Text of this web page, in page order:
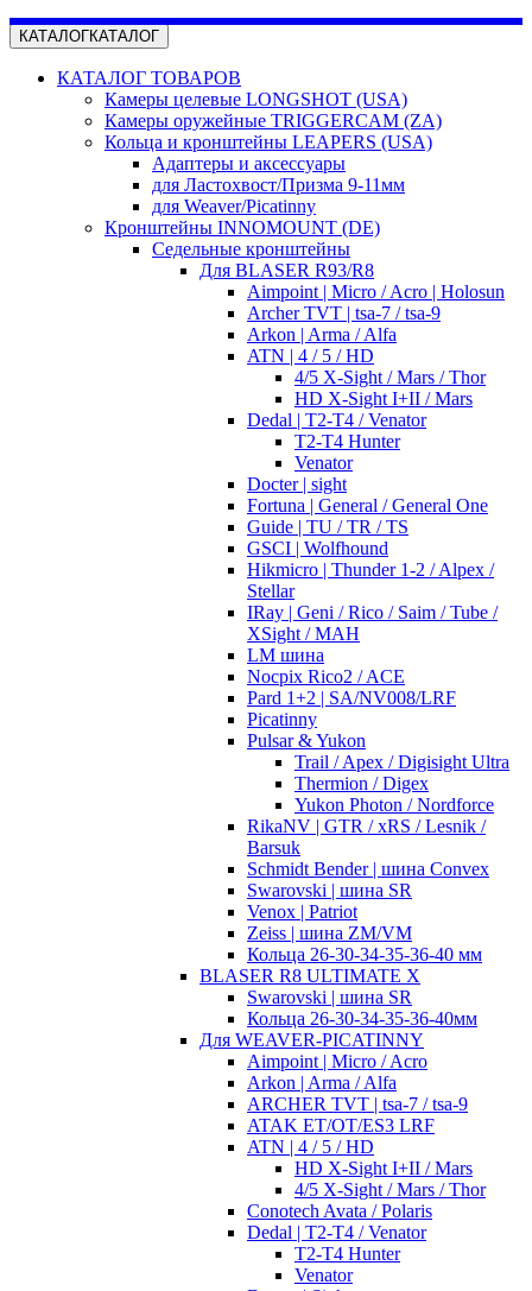
КАТАЛОГКАТАЛОГ
КАТАЛОГ ТОВАРОВ
Камеры целевые LONGSHOT (USA)
Камеры оружейные TRIGGERCAM (ZA)
Кольца и кронштейны LEAPERS (USA)
Адаптеры и аксессуары
для Ластохвост/Призма 9-11мм
для Weaver/Picatinny
Кронштейны INNOMOUNT (DE)
Седельные кронштейны
Для BLASER R93/R8
Aimpoint | Micro / Acro | Holosun
Archer TVT | tsa-7 / tsa-9
Arkon | Arma / Alfa
ATN | 4 / 5 / HD
4/5 X-Sight / Mars / Thor
HD X-Sight I+II / Mars
Dedal | T2-T4 / Venator
T2-T4 Hunter
Venator
Docter | sight
Fortuna | General / General One
Guide | TU / TR / TS
GSCI | Wolfhound
Hikmicro | Thunder 1-2 / Alpex /
Stellar
IRay | Geni / Rico / Saim / Tube /
XSight / MAH
LM шина
Nocpix Rico2 / ACE
Pard 1+2 | SA/NV008/LRF
Picatinny
Pulsar & Yukon
Trail / Apex / Digisight Ultra
Thermion / Digex
Yukon Photon / Nordforce
RikaNV | GTR / xRS / Lesnik /
Barsuk
Schmidt Bender | шина Convex
Swarovski | шина SR
Venox | Patriot
Zeiss | шина ZM/VM
Кольца 26-30-34-35-36-40 мм
BLASER R8 ULTIMATE X
Swarovski | шина SR
Кольца 26-30-34-35-36-40мм
Для WEAVER-PICATINNY
Aimpoint | Micro / Acro
Arkon | Arma / Alfa
ARCHER TVT | tsa-7 / tsa-9
ATAK ET/OT/ES3 LRF
ATN | 4 / 5 / HD
HD X-Sight I+II / Mars
4/5 X-Sight / Mars / Thor
Conotech Avata / Polaris
Dedal | T2-T4 / Venator
T2-T4 Hunter
Venator